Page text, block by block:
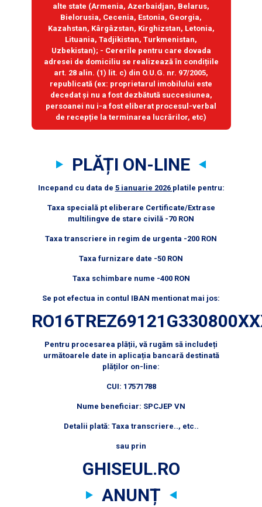
alte state (Armenia, Azerbaidjan, Belarus,
Bielorusia, Cecenia, Estonia, Georgia,
Kazahstan, Kârgâzstan, Kirghizstan, Letonia,
Lituania, Tadjikistan, Turkmenistan,
Uzbekistan); - Cererile pentru care dovada
adresei de domiciliu se realizează în condițiile
art. 28 alin. (1) lit. c) din O.U.G. nr. 97/2005,
republicată (ex: proprietarul imobilului este
decedat și nu a fost dezbătută succesiunea,
persoanei nu i-a fost eliberat procesul-verbal
de recepție la terminarea lucrărilor, etc)
PLĂȚI ON-LINE
Incepand cu data de 5 ianuarie 2026 platile pentru:
Taxa specială pt eliberare Certificate/Extrase
multilingve de stare civilă -70 RON
Taxa transcriere in regim de urgenta -200 RON
Taxa furnizare date -50 RON
Taxa schimbare nume -400 RON
Se pot efectua in contul IBAN mentionat mai jos:
Pentru procesarea plății, vă rugăm să includeți
următoarele date in aplicația bancară destinată
plăților on-line:
CUI: 17571788
Nume beneficiar: SPCJEP VN
Detalii plată: Taxa transcriere.., etc..
sau prin
GHISEUL.RO
ANUNȚ